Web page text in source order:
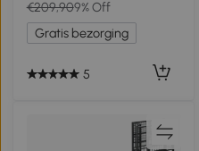
bruin
€209,909% Off
Gratis bezorging
5